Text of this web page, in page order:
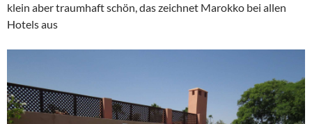
klein aber traumhaft schön, das zeichnet Marokko bei allen
Hotels aus